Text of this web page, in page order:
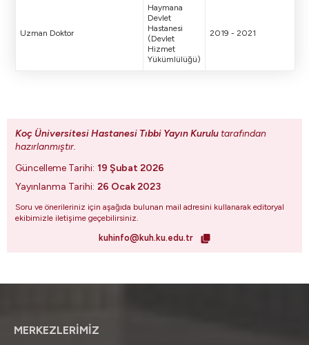
Uzman Doktor
Haymana
Devlet
Hastanesi
(Devlet
Hizmet
Yükümlülüğü)
2019 - 2021
Koç Üniversitesi Hastanesi Tıbbi Yayın Kurulu tarafından
hazırlanmıştır.
Güncelleme Tarihi: 19 Şubat 2026
Yayınlanma Tarihi: 26 Ocak 2023
Soru ve önerileriniz için aşağıda bulunan mail adresini kullanarak editoryal
ekibimizle iletişime geçebilirsiniz.
kuhinfo@kuh.ku.edu.tr
MERKEZLERİMİZ